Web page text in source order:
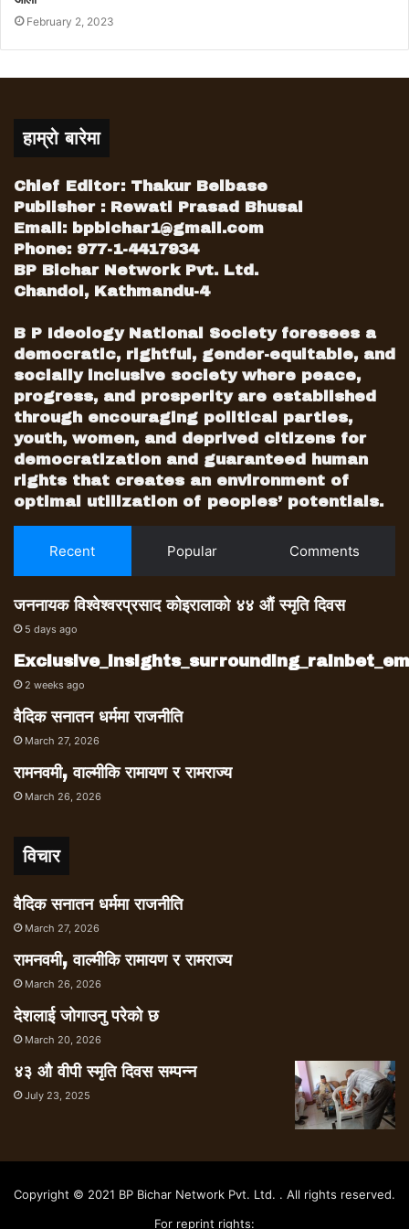
डोजरले एक स्थानीय महिलालाई हुत्याउने डोजर चालक
पक्राउ परेका छन्।यसका साथै अन्य तीन जनालाई पनि
पक्राउ गरी अनुसन्धान थालिएको छ । झडप गर्ने दुवै
नाम भने खुलाइएको छैन।
February 2, 2023
हाम्रो बारेमा
Chief Editor: Thakur Belbase
Publisher : Rewati Prasad Bhusal
Email: bpbichar1@gmail.com
Phone: 977-1-4417934
BP Bichar Network Pvt. Ltd.
Chandol, Kathmandu-4
B P Ideology National Society foresees a
democratic, rightful, gender-equitable, and
socially inclusive society where peace,
progress, and prosperity are established
through encouraging political parties,
youth, women, and deprived citizens for
democratization and guaranteed human
rights that creates an environment of
optimal utilization of peoples’ potentials.
Recent Popular Comments
जननायक विश्वेश्वरप्रसाद कोइरालाको ४४ औं स्मृति दिवस
5 days ago
2 weeks ago
वैदिक सनातन धर्ममा राजनीति
March 27, 2026
रामनवमी, वाल्मीकि रामायण र रामराज्य
March 26, 2026
विचार
वैदिक सनातन धर्ममा राजनीति
March 27, 2026
रामनवमी, वाल्मीकि रामायण र रामराज्य
March 26, 2026
देशलाई जोगाउनु परेको छ
March 20, 2026
४३ औ वीपी स्मृति दिवस सम्पन्न
July 23, 2025
Copyright © 2021 BP Bichar Network Pvt. Ltd. . All rights reserved.
For reprint rights: